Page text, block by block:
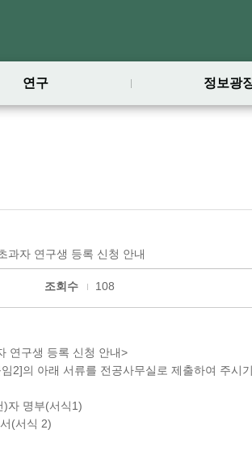
연구 정보광
과자 연구생 등록 신청 안내
조회수 108
연구생 등록 신청 안내>
임2]의 아래 서류를 전공사무실로 제출하여 주시
)자 명부(서식1)
(서식 2)